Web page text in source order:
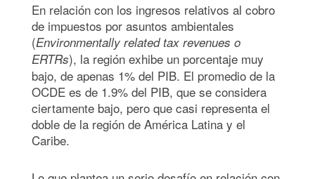
En relación con los ingresos relativos al cobro
de impuestos por asuntos ambientales
(Environmentally related tax revenues o
ERTRs), la región exhibe un porcentaje muy
bajo, de apenas 1% del PIB. El promedio de la
OCDE es de 1.9% del PIB, que se considera
ciertamente bajo, pero que casi representa el
doble de la región de América Latina y el
Caribe.